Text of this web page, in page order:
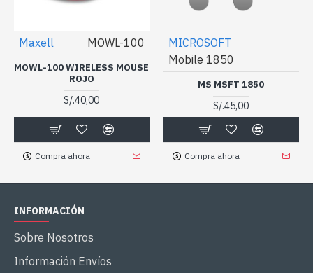
Maxell MOWL-100
MOWL-100 WIRELESS MOUSE
ROJO
S/.40,00
Compra ahora
MICROSOFT
Mobile 1850
MS MSFT 1850
S/.45,00
Compra ahora
INFORMACIÓN
Sobre Nosotros
Información Envíos